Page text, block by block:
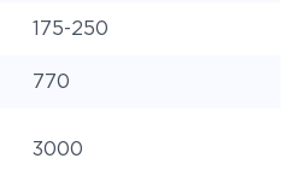
175-250
770
3000